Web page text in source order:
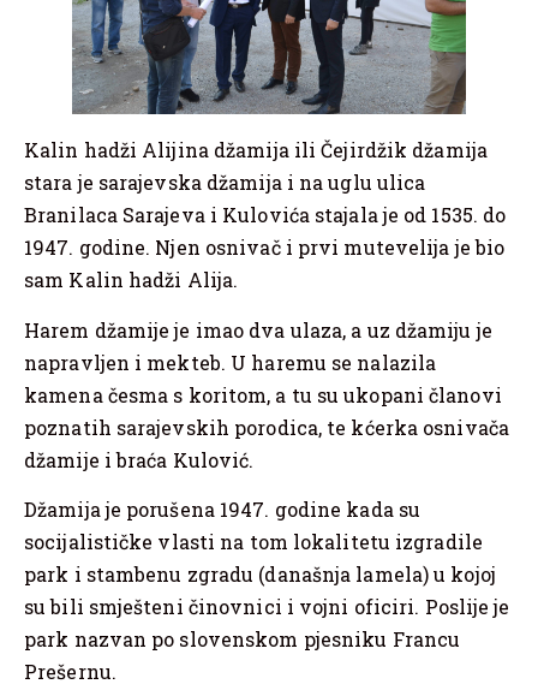
Kalin hadži Alijina džamija ili Čejirdžik džamija
stara je sarajevska džamija i na uglu ulica
Branilaca Sarajeva i Kulovića stajala je od 1535. do
1947. godine. Njen osnivač i prvi mutevelija je bio
sam Kalin hadži Alija.
Harem džamije je imao dva ulaza, a uz džamiju je
napravljen i mekteb. U haremu se nalazila
kamena česma s koritom, a tu su ukopani članovi
poznatih sarajevskih porodica, te kćerka osnivača
džamije i braća Kulović.
Džamija je porušena 1947. godine kada su
socijalističke vlasti na tom lokalitetu izgradile
park i stambenu zgradu (današnja lamela) u kojoj
su bili smješteni činovnici i vojni oficiri. Poslije je
park nazvan po slovenskom pjesniku Francu
Prešernu.